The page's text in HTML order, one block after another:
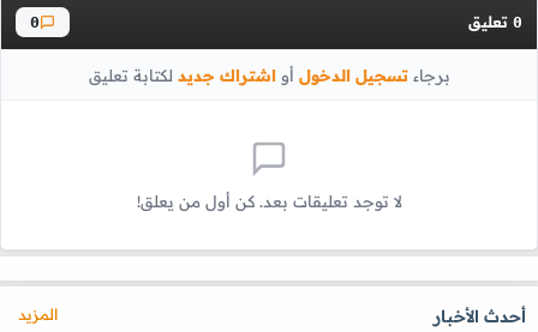
0 تعليق 0
برجاءتسجيل الدخول أواشتراك جديد لكتابة تعليق
لا توجد تعليقات بعد. كن أول من يعلق!
أحدث الأخبار
المزيد